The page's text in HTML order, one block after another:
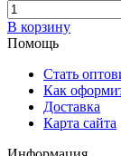
В корзину
Помощь
Стать
Как
Доставка
Карта сайта